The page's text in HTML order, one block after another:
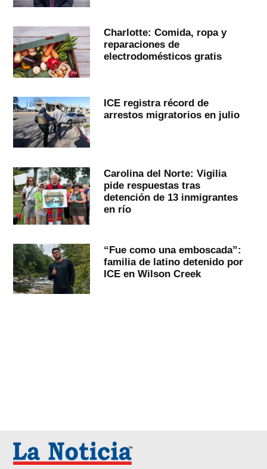
Charlotte: Comida, ropa y
reparaciones de
electrodomésticos gratis
ICE registra récord de
arrestos migratorios en julio
Carolina del Norte: Vigilia
pide respuestas tras
detención de 13 inmigrantes
en río
“Fue como una emboscada”:
familia de latino detenido por
ICE en Wilson Creek